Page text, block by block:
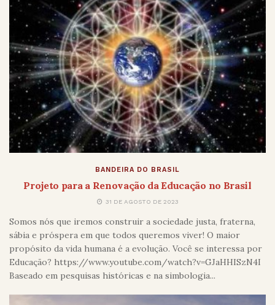
BANDEIRA DO BRASIL
Projeto para a Renovação da Educação no Brasil
31 DE AGOSTO DE 2023
Somos nós que iremos construir a sociedade justa, fraterna,
sábia e próspera em que todos queremos viver! O maior
propósito da vida humana é a evolução. Você se interessa por
Educação? https://www.youtube.com/watch?v=GJaHHISzN4I
Baseado em pesquisas históricas e na simbologia...